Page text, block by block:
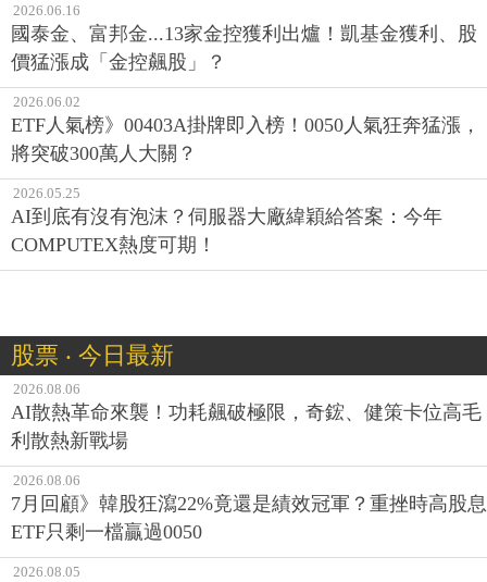
2026.06.16
國泰金、富邦金...13家金控獲利出爐！凱基金獲利、股
價猛漲成「金控飆股」？
2026.06.02
ETF人氣榜》00403A掛牌即入榜！0050人氣狂奔猛漲，
將突破300萬人大關？
2026.05.25
AI到底有沒有泡沫？伺服器大廠緯穎給答案：今年
COMPUTEX熱度可期！
股票 ‧ 今日最新
2026.08.06
AI散熱革命來襲！功耗飆破極限，奇鋐、健策卡位高毛
利散熱新戰場
2026.08.06
7月回顧》韓股狂瀉22%竟還是績效冠軍？重挫時高股息
ETF只剩一檔贏過0050
2026.08.05